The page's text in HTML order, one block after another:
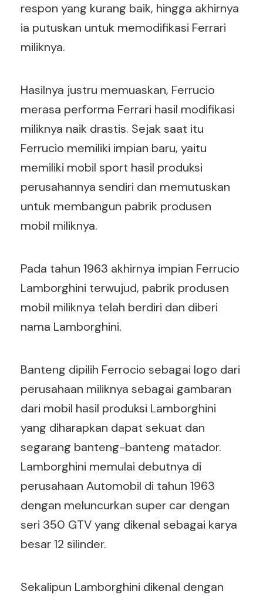
respon yang kurang baik, hingga akhirnya
ia putuskan untuk memodifikasi Ferrari
miliknya.
Hasilnya justru memuaskan, Ferrucio
merasa performa Ferrari hasil modifikasi
miliknya naik drastis. Sejak saat itu
Ferrucio memiliki impian baru, yaitu
memiliki mobil sport hasil produksi
perusahannya sendiri dan memutuskan
untuk membangun pabrik produsen
mobil miliknya.
Pada tahun 1963 akhirnya impian Ferrucio
Lamborghini terwujud, pabrik produsen
mobil miliknya telah berdiri dan diberi
nama Lamborghini.
Banteng dipilih Ferrocio sebagai logo dari
perusahaan miliknya sebagai gambaran
dari mobil hasil produksi Lamborghini
yang diharapkan dapat sekuat dan
segarang banteng-banteng matador.
Lamborghini memulai debutnya di
perusahaan Automobil di tahun 1963
dengan meluncurkan super car dengan
seri 350 GTV yang dikenal sebagai karya
besar 12 silinder.
Sekalipun Lamborghini dikenal dengan